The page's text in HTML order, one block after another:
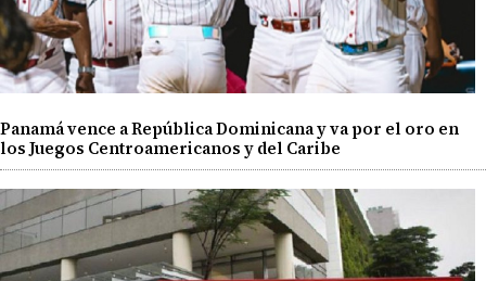
Panamá vence a República Dominicana y va por el oro en
los Juegos Centroamericanos y del Caribe